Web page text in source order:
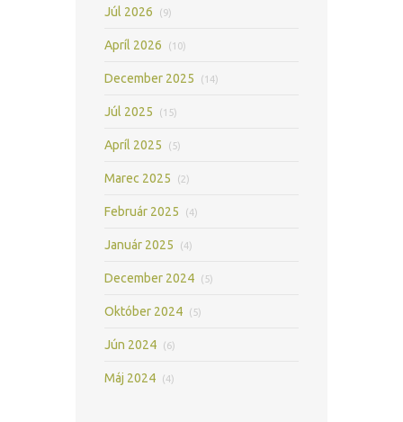
Júl 2026 (9)
Apríl 2026 (10)
December 2025 (14)
Júl 2025 (15)
Apríl 2025 (5)
Marec 2025 (2)
Február 2025 (4)
Január 2025 (4)
December 2024 (5)
Október 2024 (5)
Jún 2024 (6)
Máj 2024 (4)